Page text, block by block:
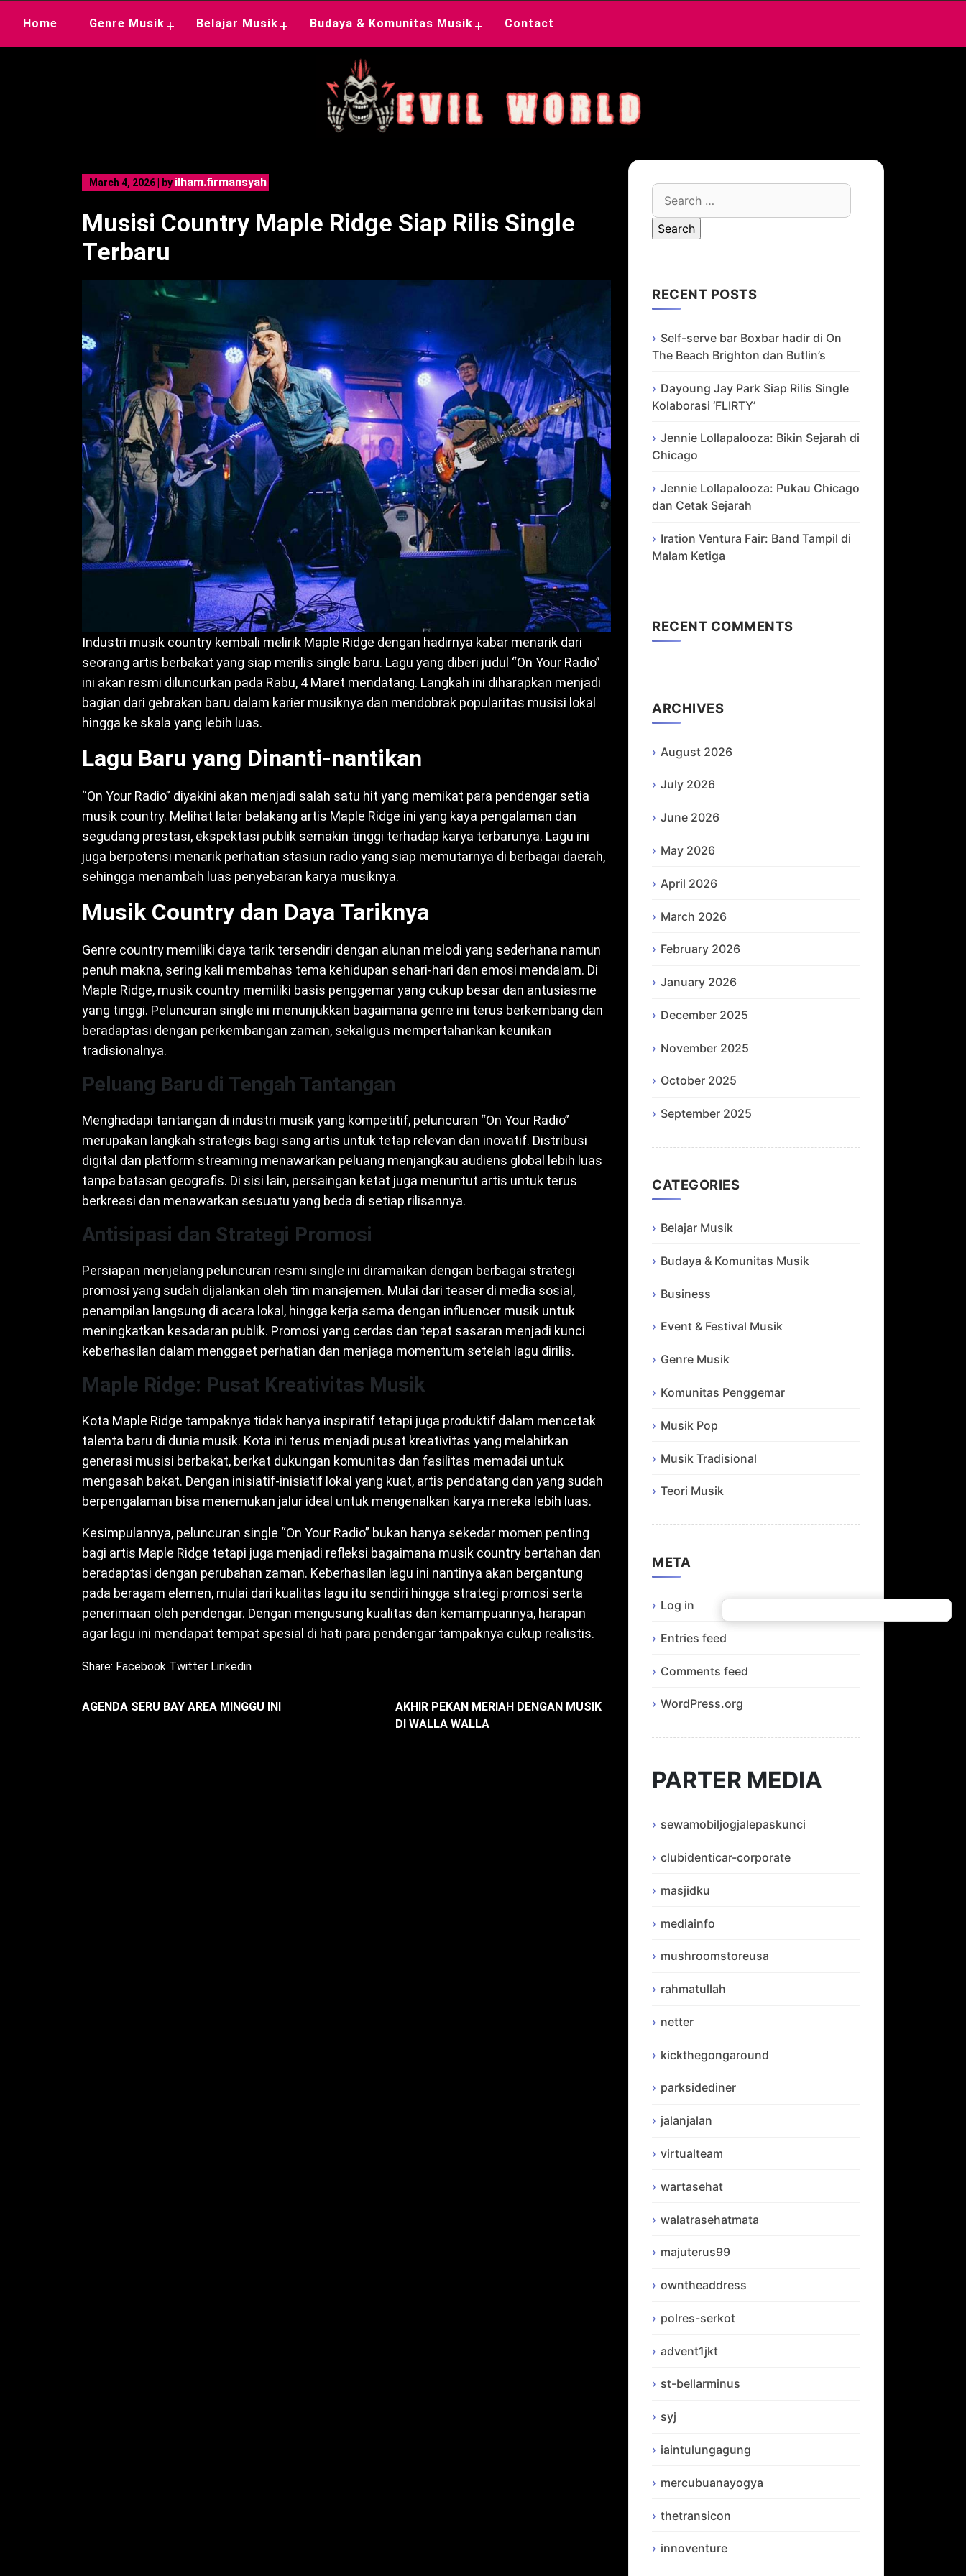
Home Genre Musik + Belajar Musik + Budaya & Komunitas Musik + Contact
March 4, 2026 by ilham.firmansyah
Musisi Country Maple Ridge Siap Rilis Single
Terbaru
Industri musik country kembali melirik Maple Ridge dengan hadirnya kabar menarik dari
seorang artis berbakat yang siap merilis single baru. Lagu yang diberi judul “On Your Radio”
ini akan resmi diluncurkan pada Rabu, 4 Maret mendatang. Langkah ini diharapkan menjadi
bagian dari gebrakan baru dalam karier musiknya dan mendobrak popularitas musisi lokal
hingga ke skala yang lebih luas.
Lagu Baru yang Dinanti-nantikan
“On Your Radio” diyakini akan menjadi salah satu hit yang memikat para pendengar setia
musik country. Melihat latar belakang artis Maple Ridge ini yang kaya pengalaman dan
segudang prestasi, ekspektasi publik semakin tinggi terhadap karya terbarunya. Lagu ini
juga berpotensi menarik perhatian stasiun radio yang siap memutarnya di berbagai daerah,
sehingga menambah luas penyebaran karya musiknya.
Musik Country dan Daya Tariknya
Genre country memiliki daya tarik tersendiri dengan alunan melodi yang sederhana namun
penuh makna, sering kali membahas tema kehidupan sehari-hari dan emosi mendalam. Di
Maple Ridge, musik country memiliki basis penggemar yang cukup besar dan antusiasme
yang tinggi. Peluncuran single ini menunjukkan bagaimana genre ini terus berkembang dan
beradaptasi dengan perkembangan zaman, sekaligus mempertahankan keunikan
tradisionalnya.
Peluang Baru di Tengah Tantangan
Menghadapi tantangan di industri musik yang kompetitif, peluncuran “On Your Radio”
merupakan langkah strategis bagi sang artis untuk tetap relevan dan inovatif. Distribusi
digital dan platform streaming menawarkan peluang menjangkau audiens global lebih luas
tanpa batasan geografis. Di sisi lain, persaingan ketat juga menuntut artis untuk terus
berkreasi dan menawarkan sesuatu yang beda di setiap rilisannya.
Antisipasi dan Strategi Promosi
Persiapan menjelang peluncuran resmi single ini diramaikan dengan berbagai strategi
promosi yang sudah dijalankan oleh tim manajemen. Mulai dari teaser di media sosial,
penampilan langsung di acara lokal, hingga kerja sama dengan influencer musik untuk
meningkatkan kesadaran publik. Promosi yang cerdas dan tepat sasaran menjadi kunci
keberhasilan dalam menggaet perhatian dan menjaga momentum setelah lagu dirilis.
Maple Ridge: Pusat Kreativitas Musik
Kota Maple Ridge tampaknya tidak hanya inspiratif tetapi juga produktif dalam mencetak
talenta baru di dunia musik. Kota ini terus menjadi pusat kreativitas yang melahirkan
generasi musisi berbakat, berkat dukungan komunitas dan fasilitas memadai untuk
mengasah bakat. Dengan inisiatif-inisiatif lokal yang kuat, artis pendatang dan yang sudah
berpengalaman bisa menemukan jalur ideal untuk mengenalkan karya mereka lebih luas.
Kesimpulannya, peluncuran single “On Your Radio” bukan hanya sekedar momen penting
bagi artis Maple Ridge tetapi juga menjadi refleksi bagaimana musik country bertahan dan
beradaptasi dengan perubahan zaman. Keberhasilan lagu ini nantinya akan bergantung
pada beragam elemen, mulai dari kualitas lagu itu sendiri hingga strategi promosi serta
penerimaan oleh pendengar. Dengan mengusung kualitas dan kemampuannya, harapan
agar lagu ini mendapat tempat spesial di hati para pendengar tampaknya cukup realistis.
Share: Facebook Twitter Linkedin
AGENDA SERU BAY AREA MINGGU INI
AKHIR PEKAN MERIAH DENGAN MUSIK
DI WALLA WALLA
Search
for:
RECENT POSTS
Self-serve bar Boxbar hadir di On
The Beach Brighton dan Butlin’s
Dayoung Jay Park Siap Rilis Single
Kolaborasi ‘FLIRTY’
Jennie Lollapalooza: Bikin Sejarah di
Chicago
Jennie Lollapalooza: Pukau Chicago
dan Cetak Sejarah
Iration Ventura Fair: Band Tampil di
Malam Ketiga
RECENT COMMENTS
ARCHIVES
August 2026
July 2026
June 2026
May 2026
April 2026
March 2026
February 2026
January 2026
December 2025
November 2025
October 2025
September 2025
CATEGORIES
Belajar Musik
Budaya & Komunitas Musik
Business
Event & Festival Musik
Genre Musik
Komunitas Penggemar
Musik Pop
Musik Tradisional
Teori Musik
META
Log in
Entries feed
Comments feed
WordPress.org
PARTER MEDIA
sewamobiljogjalepaskunci
clubidenticar-corporate
masjidku
mediainfo
mushroomstoreusa
rahmatullah
netter
kickthegongaround
parksidediner
jalanjalan
virtualteam
wartasehat
walatrasehatmata
majuterus99
owntheaddress
polres-serkot
advent1jkt
st-bellarminus
syj
iaintulungagung
mercubuanayogya
thetransicon
innoventure